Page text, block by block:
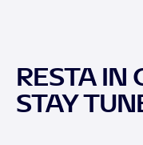
RESTA IN
STAY